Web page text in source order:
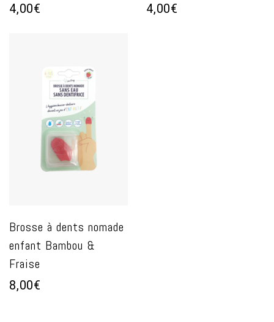
4,00€ 4,00€
Brosse à dents nomade
enfant Bambou &
Fraise
8,00€